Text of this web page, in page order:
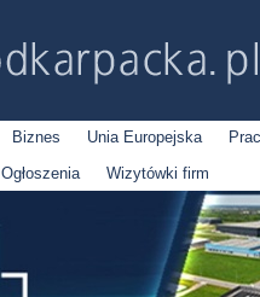
Biznes Unia Europejska
Ogłoszenia Wizytówki firm